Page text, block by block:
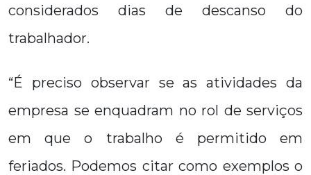
considerados dias de descanso do
trabalhador.
“É preciso observar se as atividades da
empresa se enquadram no rol de serviços
em que o trabalho é permitido em
feriados. Podemos citar como exemplos o